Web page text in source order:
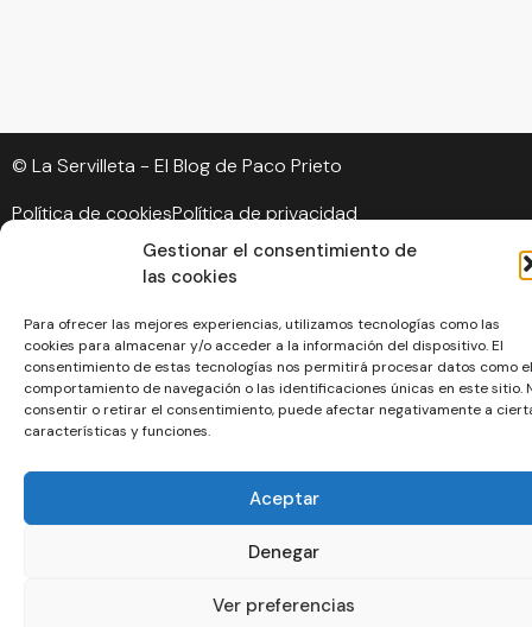
Gestionar el consentimiento de
las cookies
Para ofrecer las mejores experiencias, utilizamos tecnologías como las
cookies para almacenar y/o acceder a la información del dispositivo. El
consentimiento de estas tecnologías nos permitirá procesar datos como el
comportamiento de navegación o las identificaciones únicas en este sitio.
consentir o retirar el consentimiento, puede afectar negativamente a
características y funciones.
Aceptar
Denegar
Ver preferencias
© La Servilleta - El Blog de Paco Prieto
Política de cookiesPolítica de privacidad